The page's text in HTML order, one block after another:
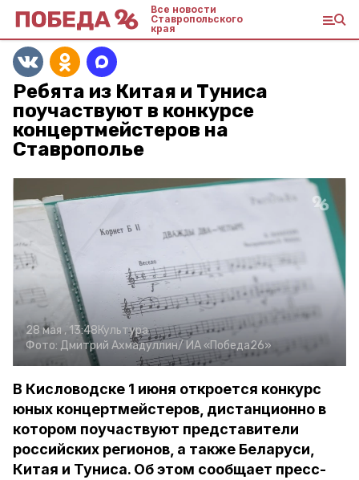
Все новости
Ставропольского
края
Ребята из Китая и Туниса
поучаствуют в конкурсе
концертмейстеров на
Ставрополье
28 мая , 13:48Культура
Фото: Дмитрий Ахмадуллин/ ИА «Победа26»
В Кисловодске 1 июня откроется конкурс
юных концертмейстеров, дистанционно в
котором поучаствуют представители
российских регионов, а также Беларуси,
Китая и Туниса. Об этом сообщает пресс-